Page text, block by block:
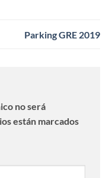
Parking GRE 2019
no será
están marcados